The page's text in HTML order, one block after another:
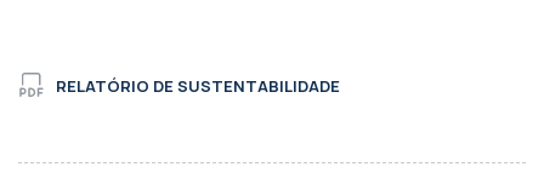
RELATÓRIO DE SUSTENTABILIDADE